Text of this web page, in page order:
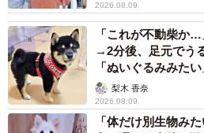
2026.08.09
「これが不動柴か
→2分後、足元でう
「ぬいぐるみみたい
梨木 香奈
2026.08.09
「体だけ別生物み